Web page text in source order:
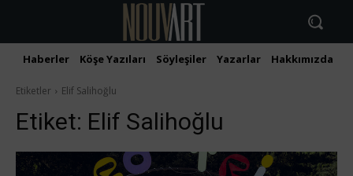
Haberler Köşe Yazıları Söyleşiler Yazarlar Hakkımızda
Etiketler Elif Salihoğlu
Etiket: Elif Salihoğlu